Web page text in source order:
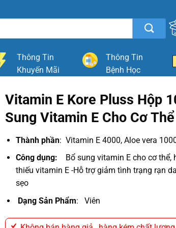
Thông Tin
Khuyến Mãi
Thông Tin
Bệnh Học
Vitamin E Kore Pluss Hộp
Sung Vitamin E Cho Cơ Thể
Thành phần: Vitamin E 4000, Aloe vera
Công dụng:
Bổ sung vitamin E cho cơ
thiếu vitamin E -Hỗ trợ giảm tình trạng rạn
sẹo
Dạng Sản Phẩm: Viên